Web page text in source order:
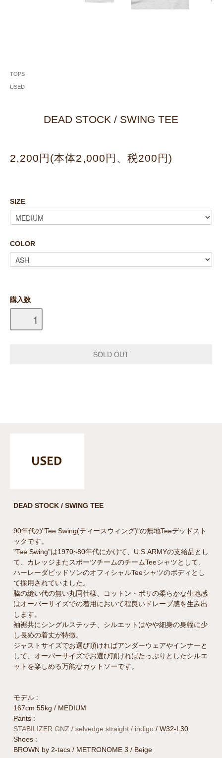
TOPS
USED
DEAD STOCK / SWING TEE
2,200円(本体2,000円、税200円)
SIZE
COLOR
購入数
DEAD STOCK / SWING TEE
90年代の"Tee Swing(ティースウィング)"の無地Teeデッドスト
ックです。
"Tee Swing"は1970~80年代にかけて、U.S.ARMYの支給品とし
て、カレッジまたスポーツチームのチームTeeシャツとして、
ハーレーダビッドソンのオフィシャルTeeシャツのボディとし
て採用されていました。
脇の縫い代の無い丸同仕様、コットン・ポリの柔らかな生地感
はオーバーサイズでの着用において程良いドレープ感を生み出
します。
袖裾共にシングルステッチ、シルエットはやや細身の身幅に少
し長めの着丈が特徴。
ジャストサイズでお選び頂ければアンダーウェアやインナーと
して、オーバーサイズでお選び頂ければたっぷりとしたシルエ
ットを楽しめる万能なカットソーです。
モデル :
167cm 55kg / MEDIUM
Pants :
STABILIZER GNZ / selvedge straight / indigo / W32-L30
Shoes :
BROWN by 2-tacs / METRONOME 3 / Beige